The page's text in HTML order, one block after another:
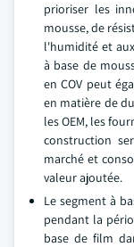
prioriser les
mousse, de
l'humidité et
à base de
en COV peut
en matière de
les OEM, les
construction
marché et
valeur ajoutée.
Le segment à
pendant la
base de film